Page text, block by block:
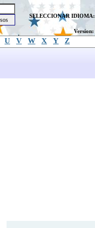
SELECCIONAR IDIOMA:
Version:
U V W X Y Z